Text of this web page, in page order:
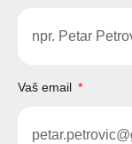
Vaš email